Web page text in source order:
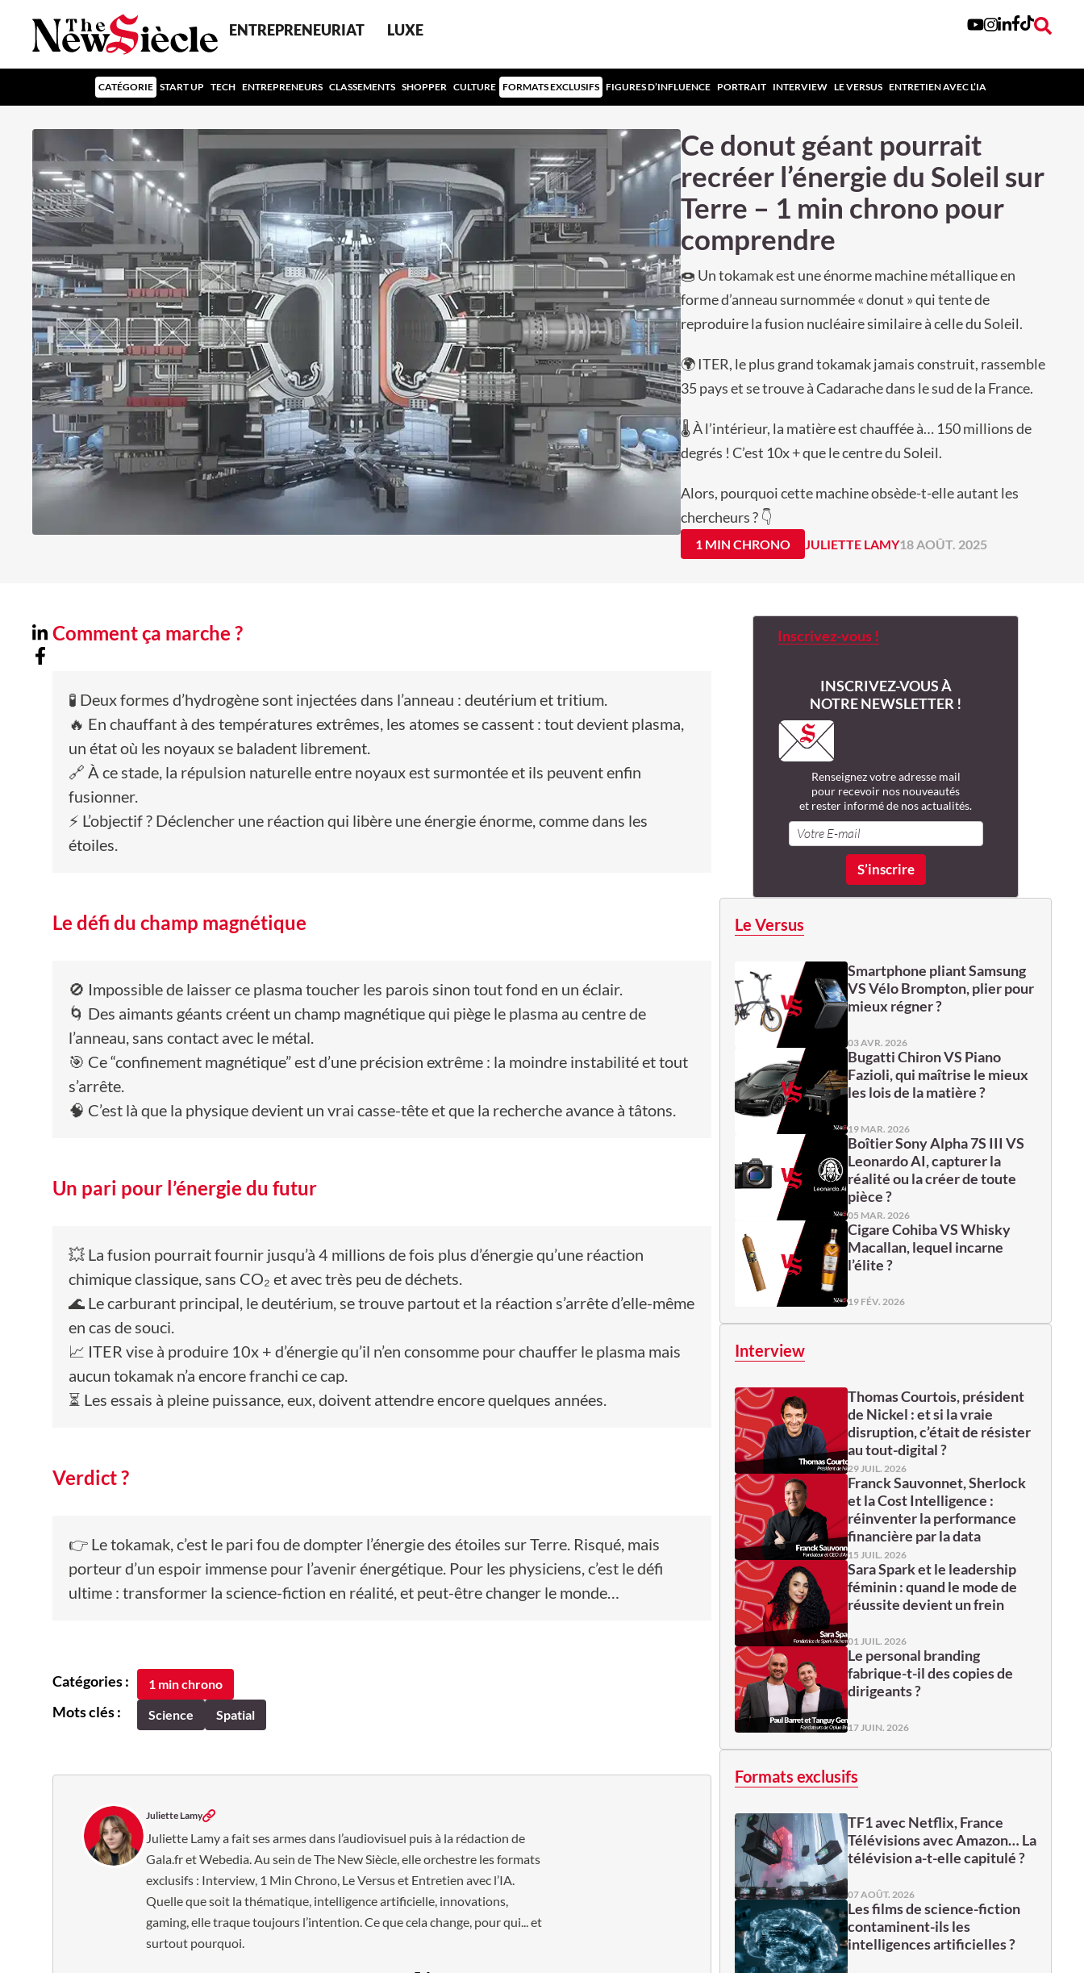
ENTREPRENEURIAT LUXE
CATÉGORIE START UP TECH ENTREPRENEURS CLASSEMENTS SHOPPER CULTURE FORMATS EXCLUSIFS FIGURES D’INFLUENCE PORTRAIT INTERVIEW LE VERSUS ENTRETIEN AVEC L’IA
Ce donut géant pourrait
recréer l’énergie du Soleil sur
Terre – 1 min chrono pour
comprendre
🍩 Un tokamak est une énorme machine métallique en
forme d’anneau surnommée « donut » qui tente de
reproduire la fusion nucléaire similaire à celle du Soleil.
🌍 ITER, le plus grand tokamak jamais construit, rassemble
35 pays et se trouve à Cadarache dans le sud de la France.
🌡️ À l’intérieur, la matière est chauffée à… 150 millions de
degrés ! C’est 10x + que le centre du Soleil.
Alors, pourquoi cette machine obsède-t-elle autant les
chercheurs ? 👇
1 MIN CHRONO JULIETTE LAMY18 AOÛT. 2025
Comment ça marche ?
🧪 Deux formes d’hydrogène sont injectées dans l’anneau : deutérium et tritium.
🔥 En chauffant à des températures extrêmes, les atomes se cassent : tout devient plasma,
un état où les noyaux se baladent librement.
🔗 À ce stade, la répulsion naturelle entre noyaux est surmontée et ils peuvent enfin
fusionner.
⚡ L’objectif ? Déclencher une réaction qui libère une énergie énorme, comme dans les
étoiles.
Le défi du champ magnétique
🚫 Impossible de laisser ce plasma toucher les parois sinon tout fond en un éclair.
🌀 Des aimants géants créent un champ magnétique qui piège le plasma au centre de
l’anneau, sans contact avec le métal.
🎯 Ce “confinement magnétique” est d’une précision extrême : la moindre instabilité et tout
s’arrête.
🧠 C’est là que la physique devient un vrai casse-tête et que la recherche avance à tâtons.
Un pari pour l’énergie du futur
💥 La fusion pourrait fournir jusqu’à 4 millions de fois plus d’énergie qu’une réaction
chimique classique, sans CO₂ et avec très peu de déchets.
🌊 Le carburant principal, le deutérium, se trouve partout et la réaction s’arrête d’elle-même
en cas de souci.
📈 ITER vise à produire 10x + d’énergie qu’il n’en consomme pour chauffer le plasma mais
aucun tokamak n’a encore franchi ce cap.
⏳ Les essais à pleine puissance, eux, doivent attendre encore quelques années.
Verdict ?
👉 Le tokamak, c’est le pari fou de dompter l’énergie des étoiles sur Terre. Risqué, mais
porteur d’un espoir immense pour l’avenir énergétique. Pour les physiciens, c’est le défi
ultime : transformer la science-fiction en réalité, et peut-être changer le monde…
Catégories : 1 min chrono
Mots clés : Science Spatial
Juliette Lamy
Juliette Lamy a fait ses armes dans l’audiovisuel puis à la rédaction de
Gala.fr et Webedia. Au sein de The New Siècle, elle orchestre les formats
exclusifs : Interview, 1 Min Chrono, Le Versus et Entretien avec l’IA.
Quelle que soit la thématique, intelligence artificielle, innovations,
gaming, elle traque toujours l’intention. Ce que cela change, pour qui... et
surtout pourquoi.
Inscrivez-vous !
INSCRIVEZ-VOUS À
NOTRE NEWSLETTER !
Renseignez votre adresse mail
pour recevoir nos nouveautés
et rester informé de nos actualités.
Le Versus
Smartphone pliant Samsung
VS Vélo Brompton, plier pour
mieux régner ?
03 AVR. 2026
Bugatti Chiron VS Piano
Fazioli, qui maîtrise le mieux
les lois de la matière ?
19 MAR. 2026
Boîtier Sony Alpha 7S III VS
Leonardo AI, capturer la
réalité ou la créer de toute
pièce ?
05 MAR. 2026
Cigare Cohiba VS Whisky
Macallan, lequel incarne
l’élite ?
19 FÉV. 2026
Interview
Thomas Courtois, président
de Nickel : et si la vraie
disruption, c’était de résister
au tout-digital ?
29 JUIL. 2026
Franck Sauvonnet, Sherlock
et la Cost Intelligence :
réinventer la performance
financière par la data
15 JUIL. 2026
Sara Spark et le leadership
féminin : quand le mode de
réussite devient un frein
01 JUIL. 2026
Le personal branding
fabrique-t-il des copies de
dirigeants ?
17 JUIN. 2026
Formats exclusifs
TF1 avec Netflix, France
Télévisions avec Amazon… La
télévision a-t-elle capitulé ?
07 AOÛT. 2026
Les films de science-fiction
contaminent-ils les
intelligences artificielles ?